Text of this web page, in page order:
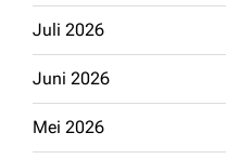
Juli 2026
Juni 2026
Mei 2026